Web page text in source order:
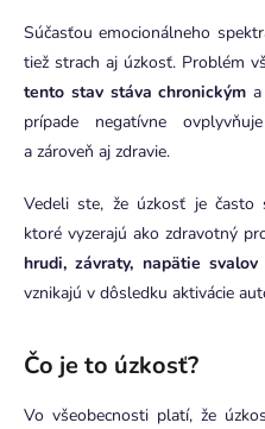
Súčasťou emocionálneho
tiež strach aj úzkosť. Problém
tento stav stáva chronickým
prípade negatívne
a zároveň aj zdravie.
Vedeli ste, že úzkosť je často
ktoré vyzerajú ako zdravotný
hrudi, závraty, napätie
vznikajú v dôsledku aktivácie
Čo je to úzkosť?
Vo všeobecnosti platí, že